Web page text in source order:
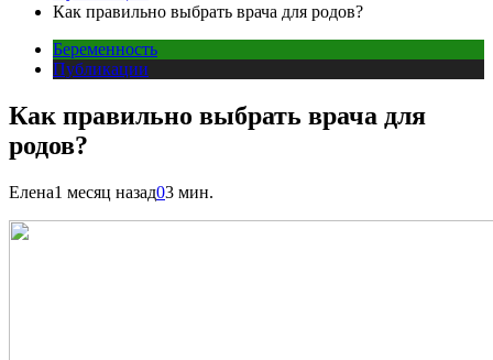
Как правильно выбрать врача для родов?
Беременность
Публикации
Как правильно выбрать врача для
родов?
Елена1 месяц назад03 мин.